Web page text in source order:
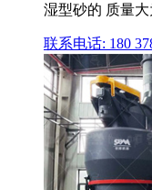
湿型砂的 质量大
联系电话: 180